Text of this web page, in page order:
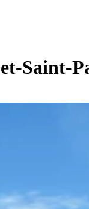
Saint-